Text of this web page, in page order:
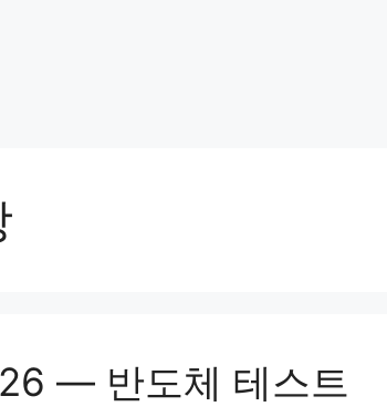
— 반도체 테스트